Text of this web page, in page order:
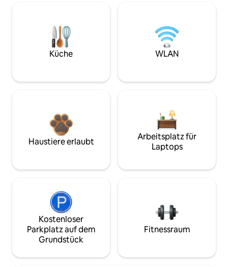
Küche WLAN
Haustiere erlaubt
Arbeitsplatz für
Laptops
Kostenloser
Parkplatz auf dem
Grundstück
Fitnessraum